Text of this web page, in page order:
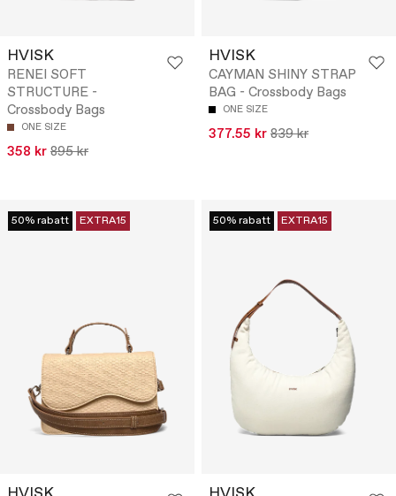
HVISK
RENEI SOFT
STRUCTURE -
Crossbody Bags
ONE SIZE
358 kr 895 kr
HVISK
CAYMAN SHINY STRAP
BAG - Crossbody Bags
ONE SIZE
377.55 kr 839 kr
50% rabatt EXTRA15 50% rabatt EXTRA15